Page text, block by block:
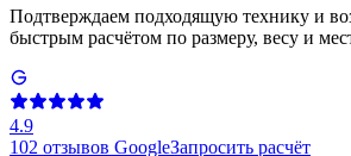
Подтверждаем подходящую технику и
быстрым расчётом по размеру, весу и
4.9
102 отзывов GoogleЗапросить расчёт